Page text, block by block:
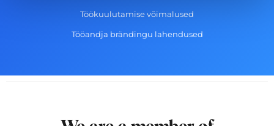
Töökuulutamise võimalused
Tööandja brändingu lahendused